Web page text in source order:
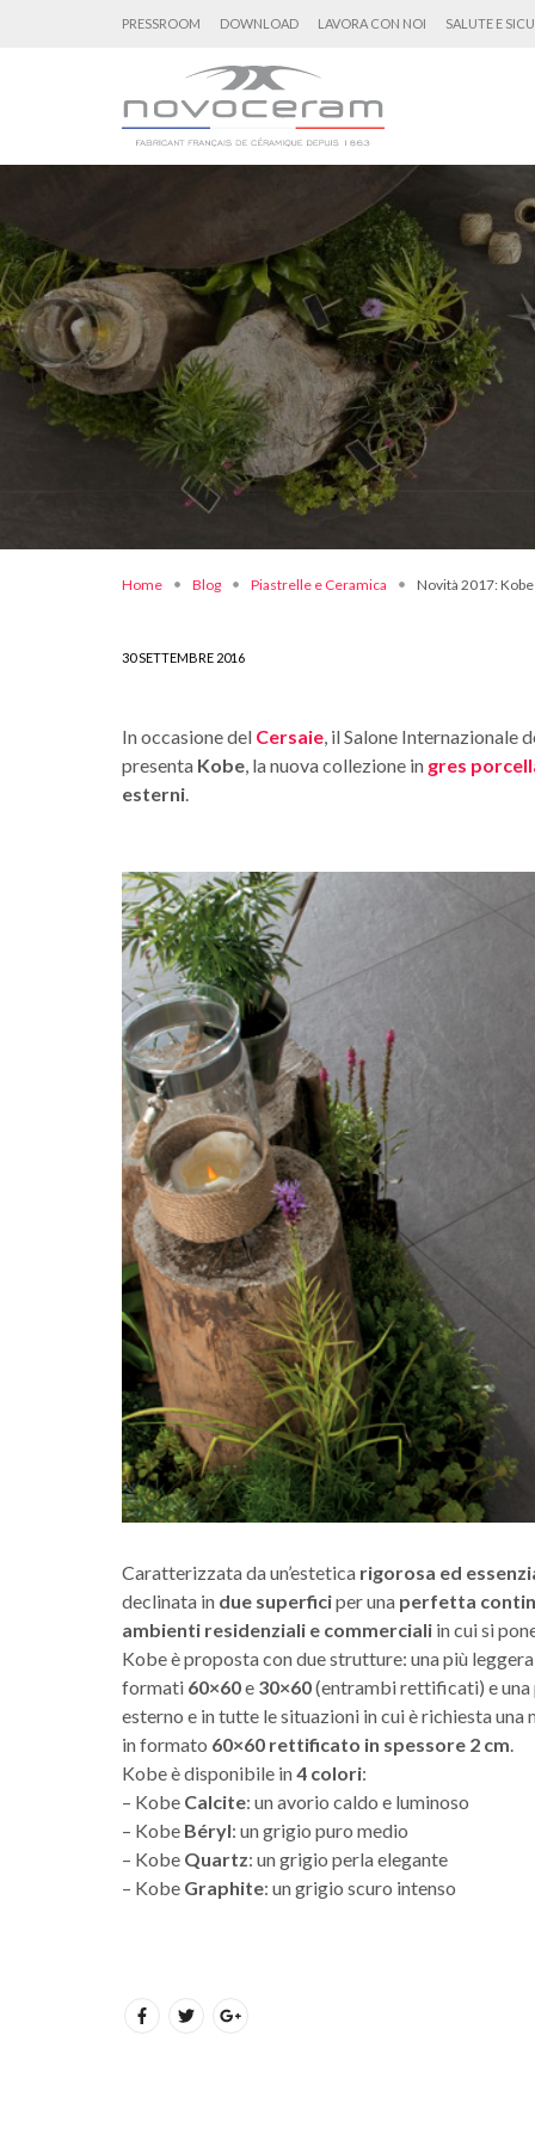
PRESSROOM DOWNLOAD LAVORA CON NOI SALUTE E
Home Blog Piastrelle e Ceramica Novità 2017: Kobe
30 SETTEMBRE 2016
In occasione del Cersaie, il Salone Internazionale
presenta Kobe, la nuova collezione in gres
esterni.
Caratterizzata da un’estetica rigorosa ed
declinata in due superficiper una perfetta
ambienti residenziali e commerciali in cui si
Kobe è proposta con due strutture: una più
formati 60×60e 30×60(entrambi rettificati) e una
esterno e in tutte le situazioni in cui è richiesta
in formato 60×60 rettificato in spessore 2 cm
Kobe è disponibile in4 colori:
– Kobe Calcite: un avorio caldo e luminoso
– Kobe Béryl: un grigio puro medio
– Kobe Quartz: un grigio perla elegante
– Kobe Graphite: un grigio scuro intenso